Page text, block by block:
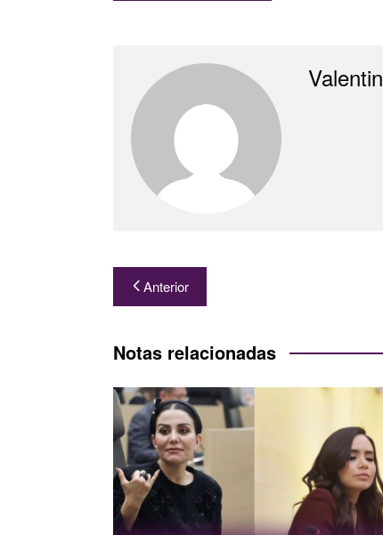
Navegación
de
entradas
Anterior
Notas relacionadas